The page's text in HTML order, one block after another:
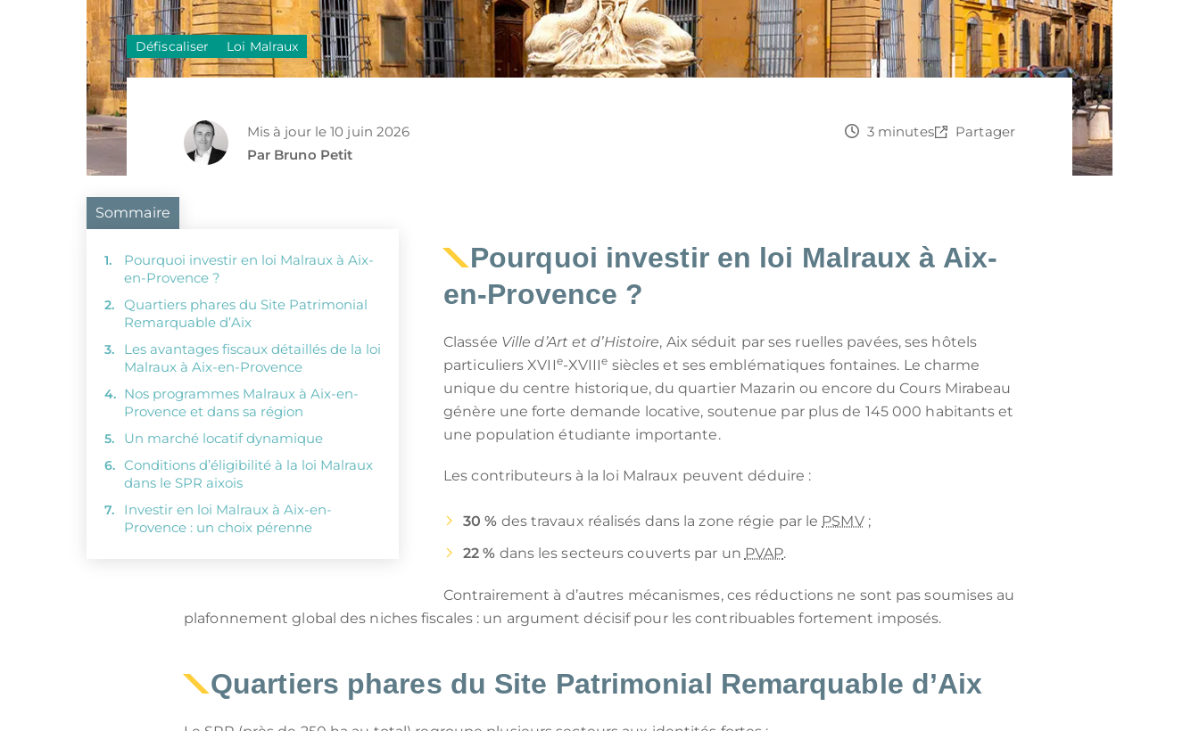
Défiscaliser Loi Malraux
Mis à jour le 10 juin 2026
Par Bruno Petit
3 minutes Partager
Sommaire
Pourquoi investir en loi Malraux à Aix-
en-Provence ?
Quartiers phares du Site Patrimonial
Remarquable d’Aix
Les avantages fiscaux détaillés de la loi
Malraux à Aix-en-Provence
Nos programmes Malraux à Aix-en-
Provence et dans sa région
Un marché locatif dynamique
Conditions d’éligibilité à la loi Malraux
dans le SPR aixois
Investir en loi Malraux à Aix-en-
Provence : un choix pérenne
Pourquoi investir en loi Malraux à Aix-
en-Provence ?
Classée Ville d’Art et d’Histoire, Aix séduit par ses ruelles pavées, ses hôtels
particuliers XVIIe-XVIIIe siècles et ses emblématiques fontaines. Le charme
unique du centre historique, du quartier Mazarin ou encore du Cours Mirabeau
génère une forte demande locative, soutenue par plus de 145 000 habitants et
une population étudiante importante.
Les contributeurs à la loi Malraux peuvent déduire :
30 % des travaux réalisés dans la zone régie par le PSMV;
22 % dans les secteurs couverts par un PVAP.
Contrairement à d’autres mécanismes, ces réductions ne sont pas soumises au
plafonnement global des niches fiscales : un argument décisif pour les contribuables fortement imposés.
Quartiers phares du Site Patrimonial Remarquable d’Aix